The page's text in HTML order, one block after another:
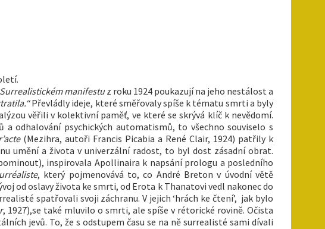
Surrealistickém manifestuz roku 1924 poukazují na jeho nestálost a
Převládly ideje, které směřovaly spíše k tématu smrti a byly
věřili v kolektivní paměť, ve které se skrývá klíč k nevědomí.
a odhalování psychických automatismů, to všechno souviselo s
(Mezihra, autoři Francis Picabia a René Clair, 1924) patřily k
umění a života v univerzální radost, to byl dost zásadní obrat.
inspirovala Apollinaira k napsání prologu a posledního
, který pojmenovává to, co André Breton v úvodní větě
od oslavy života ke smrti, od Erota k Thanatovi vedl nakonec do
spatřovali svoji záchranu. V jejich ‘hrách ke čtení’, jak bylo
, 1927),se také mluvilo o smrti, ale spíše v rétorické rovině. Očista
jevů. To, že s odstupem času se na ně surrealisté sami dívali